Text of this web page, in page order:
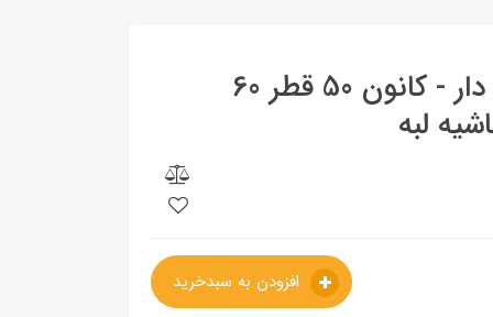
لنز عدسی محدب - تخت لبه دار - کانون 50 قطر 60
لبه